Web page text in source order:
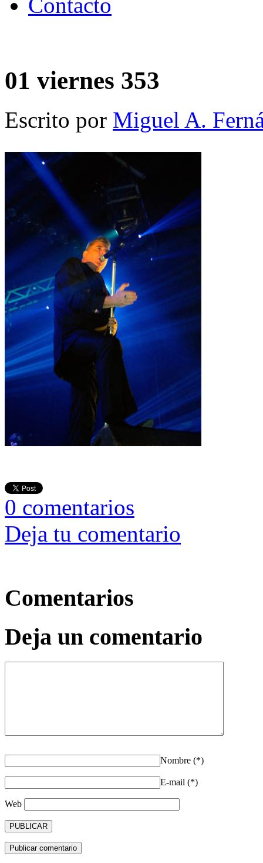
01 viernes 353
Escrito por Miguel A.
0 comentarios
Deja tu comentario
Comentarios
Deja un comentario
Nombre (*)
E-mail (*)
Web